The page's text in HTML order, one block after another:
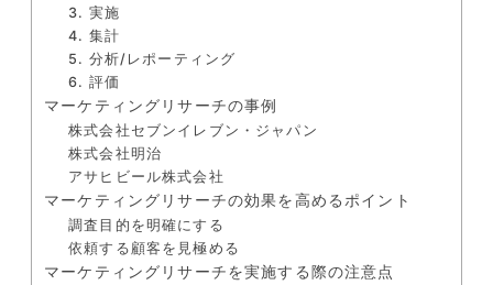
3. 実施
4. 集計
5. 分析/レポーティング
6. 評価
マーケティングリサーチの事例
株式会社セブンイレブン・ジャパン
株式会社明治
アサヒビール株式会社
マーケティングリサーチの効果を高めるポイント
調査目的を明確にする
依頼する顧客を見極める
マーケティングリサーチを実施する際の注意点